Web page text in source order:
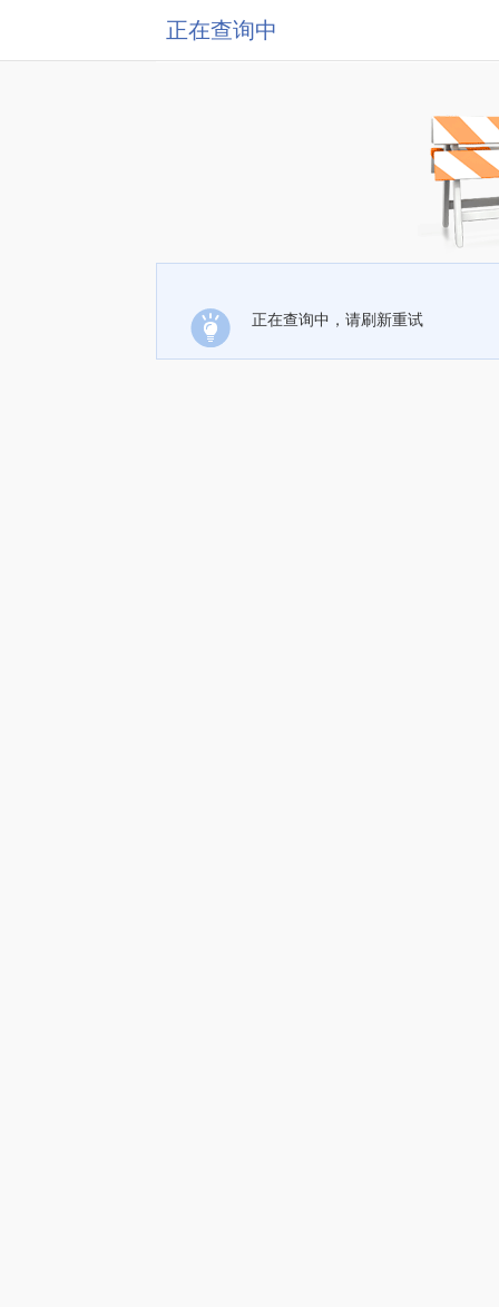
正在查询中
正在查询中，请刷新重试